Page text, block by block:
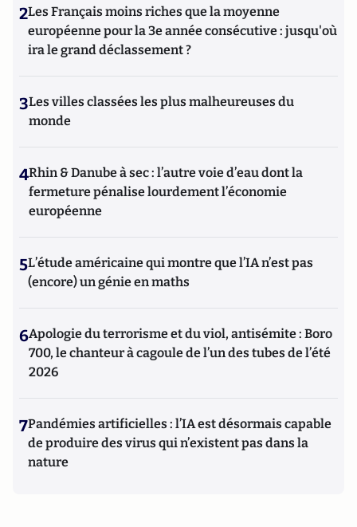
2Les Français moins riches que la moyenne
européenne pour la 3e année consécutive : jusqu'où
ira le grand déclassement ?
3Les villes classées les plus malheureuses du
monde
4Rhin & Danube à sec : l’autre voie d’eau dont la
fermeture pénalise lourdement l’économie
européenne
5L’étude américaine qui montre que l’IA n’est pas
(encore) un génie en maths
6Apologie du terrorisme et du viol, antisémite : Boro
700, le chanteur à cagoule de l’un des tubes de l’été
2026
7Pandémies artificielles : l’IA est désormais capable
de produire des virus qui n’existent pas dans la
nature